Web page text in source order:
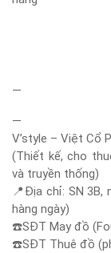
—
—
V’style – Việt Cổ
(Thiết kế, cho
và truyền thống)
📍 Địa chỉ: SN 3B,
hàng ngày)
☎️SĐT May đồ
☎️SĐT Thuê đồ